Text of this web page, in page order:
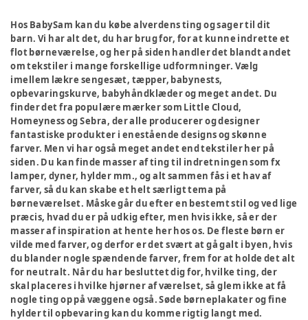
Hos BabySam kan du købe alverdens ting og sager til dit
barn. Vi har alt det, du har brug for, for at kunne indrette et
flot børneværelse, og her på siden handler det blandt andet
om tekstiler i mange forskellige udformninger. Vælg
imellem lækre sengesæt, tæpper, babynests,
opbevaringskurve, babyhåndklæder og meget andet. Du
finder det fra populære mærker som Little Cloud,
Homeyness og Sebra, der alle producerer og designer
fantastiske produkter i enestående designs og skønne
farver. Men vi har også meget andet end tekstiler her på
siden. Du kan finde masser af ting til indretningen som fx
lamper, dyner, hylder mm., og alt sammen fås i et hav af
farver, så du kan skabe et helt særligt tema på
børneværelset. Måske går du efter en bestemt stil og ved lige
præcis, hvad du er på udkig efter, men hvis ikke, så er der
masser af inspiration at hente her hos os. De fleste børn er
vilde med farver, og derfor er det svært at gå galt i byen, hvis
du blander nogle spændende farver, frem for at holde det alt
for neutralt. Når du har besluttet dig for, hvilke ting, der
skal placeres i hvilke hjørner af værelset, så glem ikke at få
nogle ting op på væggene også. Søde børneplakater og fine
hylder til opbevaring kan du komme rigtig langt med.